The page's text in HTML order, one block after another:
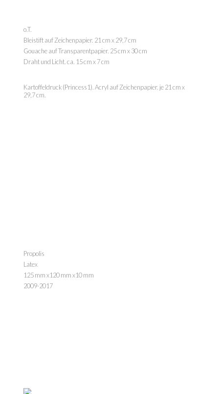
o.T.
Bleistift auf Zeichenpapier. 21 cm x 29,7 cm
Gouache auf Transparentpapier. 25 cm x 30 cm
Draht und Licht. ca. 15 cm x 7 cm
Kartoffeldruck (Princess1). Acryl auf Zeichenpapier. je 21 cm x
29,7 cm.
Propolis
Latex
125 mm x120 mm x10 mm
2009-2017